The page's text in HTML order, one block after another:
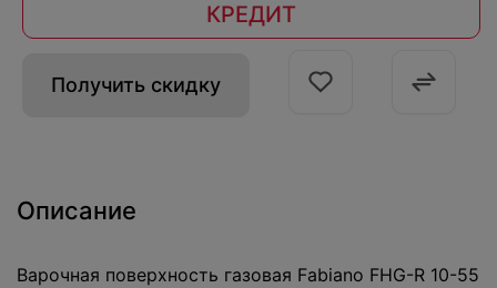
КРЕДИТ
Получить скидку
Описание
Варочная поверхность газовая Fabiano FHG-R 10-55